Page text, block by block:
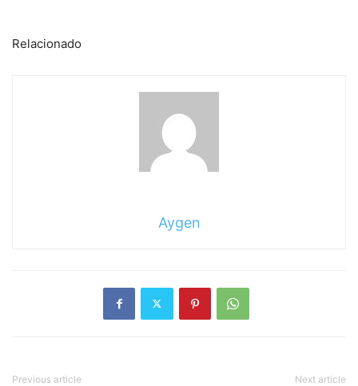
Relacionado
Aygen
Previous article Next article